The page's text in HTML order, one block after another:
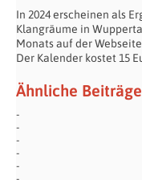
In 2024 erscheinen als
Klangräume in
Monats auf der
Der Kalender kostet 15
Ähnliche